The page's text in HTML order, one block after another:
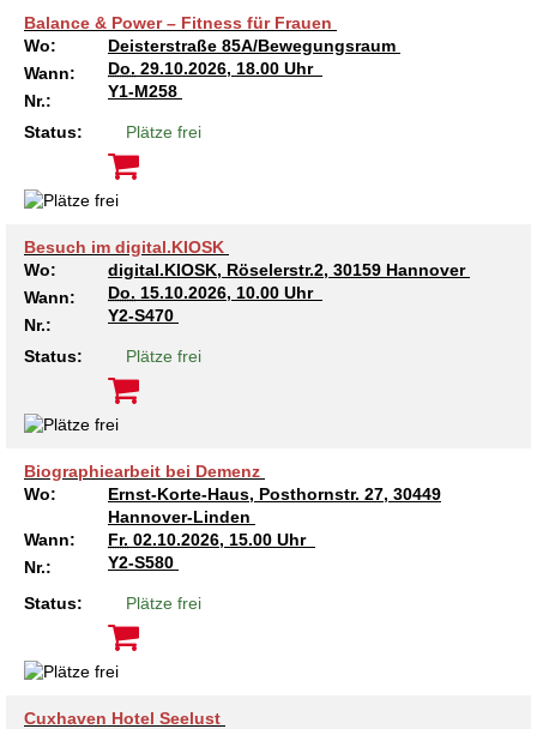
Balance & Power – Fitness für Frauen
Wo:
Deisterstraße 85A/Bewegungsraum
Wann:
Do. 29.10.2026, 18.00 Uhr
Nr.:
Y1-M258
Status: Plätze frei
Besuch im digital.KIOSK
Wo:
digital.KIOSK, Röselerstr.2, 30159 Hannover
Wann:
Do. 15.10.2026, 10.00 Uhr
Nr.:
Y2-S470
Status: Plätze frei
Biographiearbeit bei Demenz
Wo:
Ernst-Korte-Haus, Posthornstr. 27, 30449
Hannover-Linden
Wann:
Fr. 02.10.2026, 15.00 Uhr
Nr.:
Y2-S580
Status: Plätze frei
Cuxhaven Hotel Seelust